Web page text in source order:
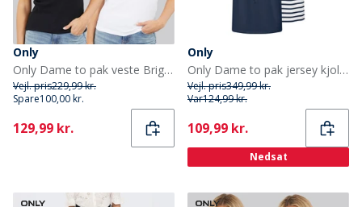
Only
Only Dame to pak veste Bright White
Vejl. pris229,99 kr.
Spare100,00 kr.
Current
129,99 kr.
Only
Only Dame to pak jersey kjoler navy blazer
Vejl. pris349,99 kr.
Var124,99 kr.
Current
109,99 kr.
Nedsat